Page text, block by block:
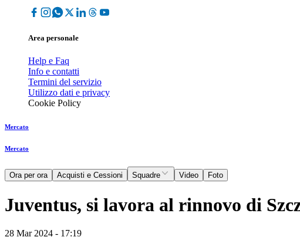
Area personale
Help e Faq
Info e contatti
Termini del servizio
Utilizzo dati e privacy
Cookie Policy
Mercato
Mercato
Ora per ora Acquisti e Cessioni Squadre Video Foto
Juventus, si lavora al rinnovo di
28 Mar 2024 - 17:19